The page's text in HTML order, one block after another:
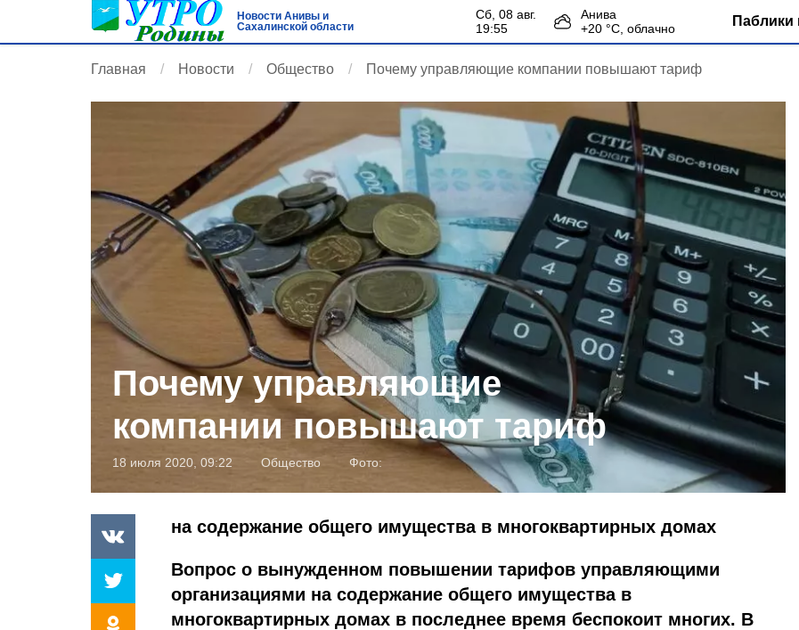
Новости Анивы и
Сахалинской области
сб, 08 авг.
19:55
Анива
+20 °С, облачно Паблики
Главная Новости Общество Почему управляющие компании повышают тариф
Почему управляющие
компании повышают тариф
18 июля 2020, 09:22 Общество Фото:
на содержание общего имущества в многоквартирных домах
Вопрос о вынужденном повышении тарифов управляющими
организациями на содержание общего имущества в
многоквартирных домах в последнее время беспокоит многих. В